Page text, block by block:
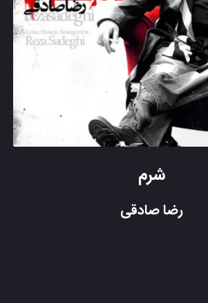
شرم
رضا صادقی